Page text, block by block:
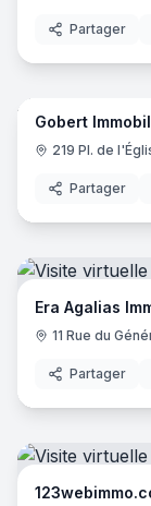
Partager
Gobert
219 Pl. de
Partager
Era Agalias
11 Rue du
Partager